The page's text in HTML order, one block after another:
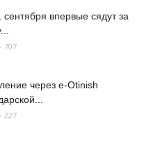
сентября впервые сядут за
707
через e-Otinish
227